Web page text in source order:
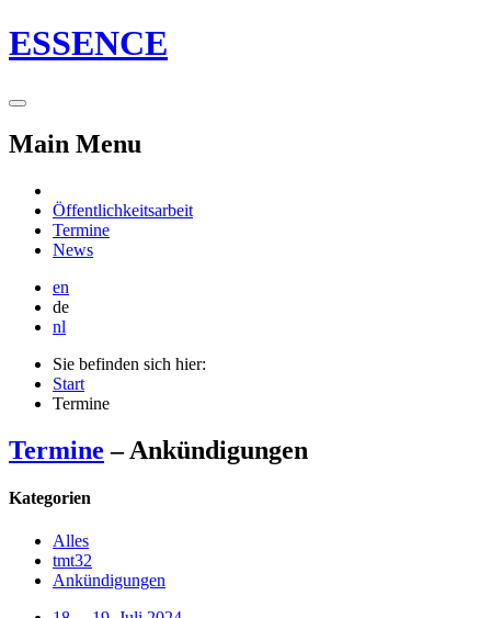
ESSENCE
Main Menu
Öffentlichkeitsarbeit
Termine
News
en
de
nl
Sie befinden sich hier:
Start
Termine
Termine – Ankündigungen
Kategorien
Alles
tmt32
Ankündigungen